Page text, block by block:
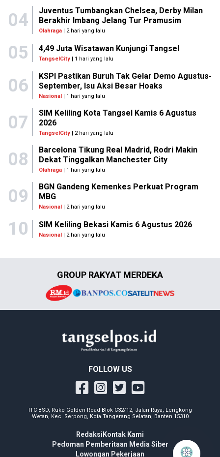
04
Juventus Tumbangkan Chelsea, Derby Milan
Berakhir Imbang Jelang Tur Pramusim
Olahraga| 2 hari yang lalu
05 4,49 Juta Wisatawan Kunjungi Tangsel
TangselCity | 1 hari yang lalu
06
KSPI Pastikan Buruh Tak Gelar Demo Agustus-
September, Isu Aksi Besar Hoaks
Nasional| 1 hari yang lalu
07
SIM Keliling Kota Tangsel Kamis 6 Agustus
2026
TangselCity| 2 hari yang lalu
08
Barcelona Tikung Real Madrid, Rodri Makin
Dekat Tinggalkan Manchester City
Olahraga| 1 hari yang lalu
09
BGN Gandeng Kemenkes Perkuat Program
MBG
Nasional| 2 hari yang lalu
10 SIM Keliling Bekasi Kamis 6 Agustus 2026
Nasional | 2 hari yang lalu
GROUP RAKYAT MERDEKA
FOLLOW US
ITC BSD, Ruko Golden Road Blok C32/12, Jalan Raya, Lengkong
Wetan, Kec. Serpong, Kota Tangerang Selatan, Banten 15310
Redaksi Kontak Kami
Pedoman Pemberitaan Media Siber
Lowongan Pekerjaan